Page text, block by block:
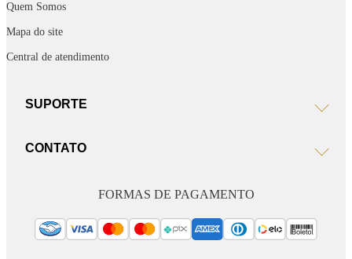
Quem Somos
Mapa do site
Central de atendimento
SUPORTE
CONTATO
FORMAS DE PAGAMENTO